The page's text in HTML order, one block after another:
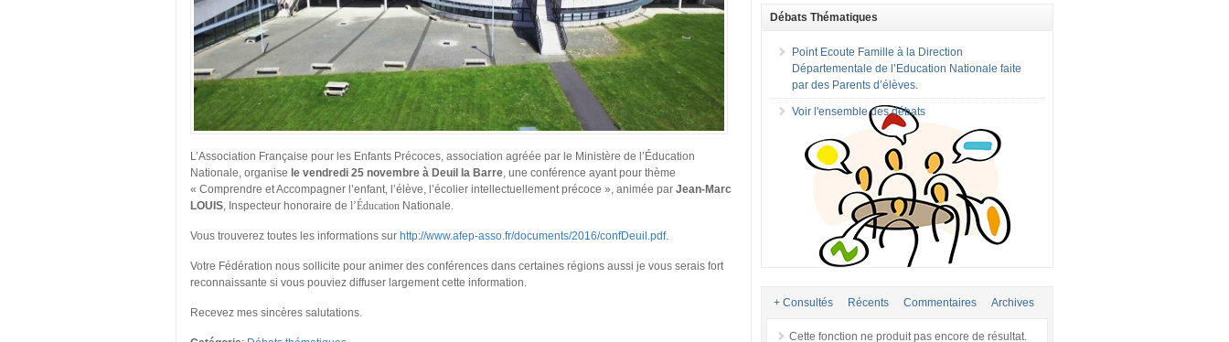
L’Association Française pour les Enfants Précoces, association agréée par le Ministère de l’Éducation
Nationale, organise le vendredi 25 novembre à Deuil la Barre, une conférence ayant pour thème
« Comprendre et Accompagner l’enfant, l’élève, l’écolier intellectuellement précoce », animée par Jean-Marc
LOUIS, Inspecteur honoraire de l’Éducation Nationale.
Vous trouverez toutes les informations sur http://www.afep-asso.fr/documents/2016/confDeuil.pdf.
Votre Fédération nous sollicite pour animer des conférences dans certaines régions aussi je vous serais fort
reconnaissante si vous pouviez diffuser largement cette information.
Recevez mes sincères salutations.
Débats Thématiques
Point Ecoute Famille à la Direction
Départementale de l’Education Nationale faite
par des Parents d’élèves.
Voir l'ensemble des débats
+ Consultés Récents Commentaires Archives
Cette fonction ne produit pas encore de résultat.